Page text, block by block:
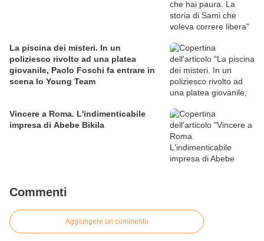
La piscina dei misteri. In un
poliziesco rivolto ad una platea
giovanile, Paolo Foschi fa entrare in
scena lo Young Team
Vincere a Roma. L'indimenticabile
impresa di Abebe Bikila
Commenti
Aggiungere un commento